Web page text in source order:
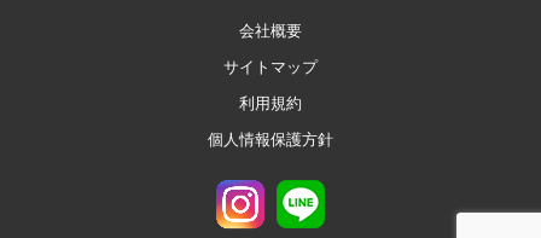
会社概要
サイトマップ
利用規約
個人情報保護方針